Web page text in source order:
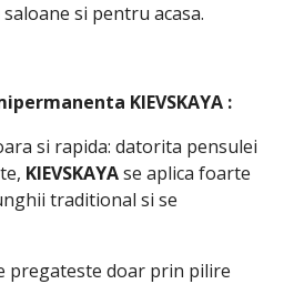
si pentru acasa.
KIEVSKAYA :
si rapida: datorita pensulei
KIEVSKAYAse aplica foarte
traditional si se
pregateste doar prin pilire